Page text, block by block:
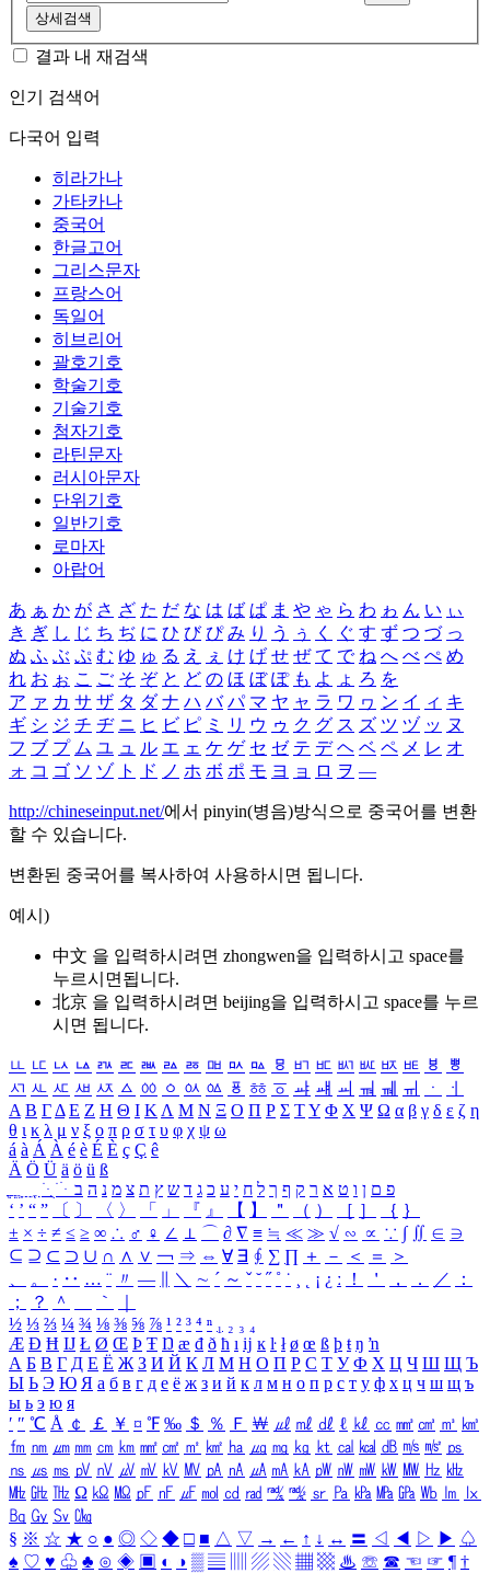
상세검색
결과 내 재검색
인기 검색어
다국어 입력
히라가나
가타카나
중국어
한글고어
그리스문자
프랑스어
독일어
히브리어
괄호기호
학술기호
기술기호
첨자기호
라틴문자
러시아문자
단위기호
일반기호
로마자
아랍어
あ ぁ か が さ ざ た だ な は ば ぱ ま や ゃ ら わ ゎ ん い ぃ
き ぎ し じ ち ぢ に ひ び ぴ み り う ぅ く ぐ す ず つ づ っ
ぬ ふ ぶ ぷ む ゆ ゅ る え ぇ け げ せ ぜ て で ね へ べ ぺ め
れ お ぉ こ ご そ ぞ と ど の ほ ぼ ぽ も よ ょ ろ を
ア ァ カ サ ザ タ ダ ナ ハ バ パ マ ヤ ャ ラ ワ ヮ ン イ ィ キ
ギ シ ジ チ ヂ ニ ヒ ビ ピ ミ リ ウ ゥ ク グ ス ズ ツ ヅ ッ ヌ
フ ブ プ ム ユ ュ ル エ ェ ケ ゲ セ ゼ テ デ ヘ ベ ペ メ レ オ
ォ コ ゴ ソ ゾ ト ド ノ ホ ボ ポ モ ヨ ョ ロ ヲ ―
http://chineseinput.net/에서 pinyin(병음)방식으로 중국어를 변환
할 수 있습니다.
변환된 중국어를 복사하여 사용하시면 됩니다.
예시)
中文 을 입력하시려면 zhongwen을 입력하시고 space를
누르시면됩니다.
北京 을 입력하시려면 beijing을 입력하시고 space를 누르
시면 됩니다.
ㅥ ㅦ ㅧ ㅨ ㅩ ㅪ ㅫ ㅬ ㅭ ㅮ ㅯ ㅰ ㅱ ㅲ ㅳ ㅴ ㅵ ㅶ ㅷ ㅸ
ㅹ
ㅺ ㅻ ㅼ ㅽ ㅾ ㅿ ㆀ ㆁ ㆂ ㆃ ㆄ ㆅ ㆆ ㆇ ㆈ ㆉ ㆊ ㆋ ㆌ ㆍ
ㆎ
Α Β ΓΔ Ε Ζ Η Θ Ι ΚΛ Μ Ν Ξ Ο Π Ρ Σ ΤΥ Φ Χ Ψ Ω α β γ δ ε ζ η
θ ι κ λ μ ν ξ ο π ρ σ τ υ φ χ ψ ω
á à Á À é è É È ç Ç ê
Ä Ö Ü ä ö ü ß
ִֶֹ ֻּ ׁׂ פ ם ן ו ט א ר ק ף ך ל ח י ע כ ג ד ש ץ ת צ מ נ ה ב
‘ ’ “ ” 〔 〕 〈 〉 「 」 『 』 【 】 ＂ （ ） ［ ］ ｛ ｝
± × ÷ ≠ ≤ ≥ ∞ ∴ ♂ ♀ ∠ ⊥ ⌒ ∂ ∇ ≡ ≒ ≪ ≫ √ ∽ ∝ ∵ ∫ ∬ ∈ ∋
⊆ ⊇ ⊂ ⊃ ∪ ∩ ∧ ∨ ￢ ⇒ ⇔ ∀ ∃ ∮ ∑ ∏ ＋ － ＜ ＝
＞
、
。 · ‥ … ¨ 〃 ― ＼ ∼ ´ ～ ˇ ˘ ˝ ˚ ˙ ¸ ¡ ¿ ː ！ ＇ ， ． ／
：
；
？ ＾ ｀
½ ⅓ ⅔ ¼ ¾ ⅛ ⅜ ⅝ ⅞ ¹ ² ³ ⁴ ⁿ ₁ ₂ ₃ ₄
Æ Ð Ħ Ĳ Ł Ø Œ Þ Ŧ Ŋ æ đ ð ħ ı ĳ ĸ ŀ ł ø œ ß þ ŧ ŋ ŉ
А Б В Г Д Е Ё Ж З И Й К Л М Н О П Р С Т У Ф Х Ц Ч Ш Щ Ъ
Ы Ь Э Ю Я а б в г д е ё ж з и й к л м н о п р с т у ф х ц ч ш щ ъ
ы ь э ю я
′ ″ ℃ Å ￠ ￡ ￥ ¤ ℉ ‰ ＄ ％ Ｆ ￦ ㎕ ㎖ ㎗ ℓ ㎘ ㏄ ㎣ ㎤ ㎥ ㎦
㎙ ㎚ ㎛ ㎜ ㎝ ㎞ ㎟ ㎠ ㎡ ㎢ ㏊ ㎍ ㎎ ㎏ ㏏ ㎈ ㎉ ㏈ ㎧ ㎨ ㎰
㎱ ㎲ ㎳ ㎴ ㎵ ㎶ ㎷ ㎸ ㎹ ㎀ ㎁ ㎂ ㎃ ㎄ ㎺ ㎻ ㎽ ㎾ ㎿ ㎐ ㎑
㎒ ㎓ ㎔ Ω ㏀ ㏁ ㎊ ㎋ ㎌ ㏖ ㏅ ㎭ ㎮ ㎯ ㏛ ㎩ ㎪ ㎫ ㎬ ㏝ ㏐
㏓
㏃ ㏉ ㏜ ㏆
§ ※ ☆ ★ ○ ● ◎ ◇ ◆ □ ■ △ ▽ → ← ↑ ↓ ↔ 〓 ◁ ◀ ▷ ▶ ♤
♠ ♡ ♥ ♧ ♣ ⊙ ◈ ▣ ◐ ◑ ▒ ▤ ▨ ▧ ▦ ▩ ♨ ☏ ☎ ☜ ☞ ¶ †